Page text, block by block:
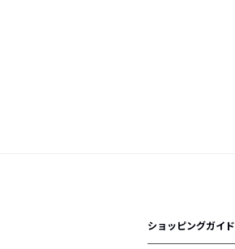
ショッピングガイド